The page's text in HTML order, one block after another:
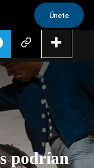
Únete
podrían